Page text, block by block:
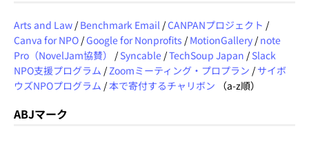
Arts and Law / Benchmark Email /CANPANプロジェクト /
Canva for NPO /Google for Nonprofits / MotionGallery / note
Pro（NovelJam協賛）
/ Syncable /TechSoup Japan / Slack
NPO支援プログラム / Zoomミーティング・プロプラン / サイボ
ウズNPOプログラム /本で寄付するチャリボン （a-z順）
ABJマーク